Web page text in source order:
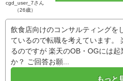
cgd_user_7さん
（26歳）
飲食店向けのコンサルティングを
ているので転職を考えています。
るのですが 楽天のOB・OGには
か？ ご回答お願...
もっと